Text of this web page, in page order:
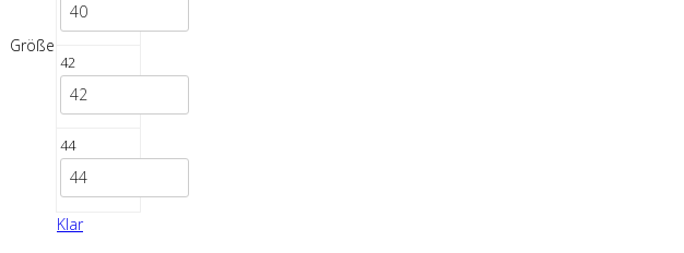
Größe
40
42
42
44
44
Klar